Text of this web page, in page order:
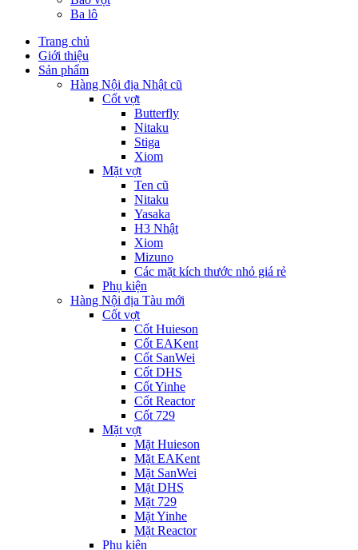
Ba lô
Trang chủ
Giới thiệu
Sản phẩm
Hàng Nội địa Nhật cũ
Cốt vợt
Butterfly
Nitaku
Stiga
Xiom
Mặt vợt
Ten cũ
Nitaku
Yasaka
H3 Nhật
Xiom
Mizuno
Các mặt kích thước nhỏ giá rẻ
Phụ kiện
Hàng Nội địa Tàu mới
Cốt vợt
Cốt Huieson
Cốt EAKent
Cốt SanWei
Cốt DHS
Cốt Yinhe
Cốt Reactor
Cốt 729
Mặt vợt
Mặt Huieson
Mặt EAKent
Mặt SanWei
Mặt DHS
Mặt 729
Mặt Yinhe
Mặt Reactor
Phụ kiện